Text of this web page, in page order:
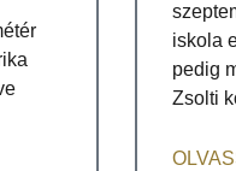
iskola
pedig
Zsolti